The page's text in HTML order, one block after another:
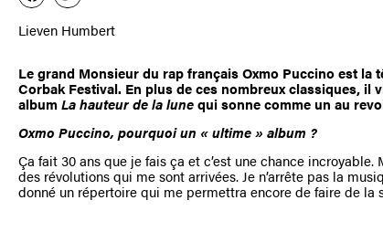
Lieven Humbert
Le grand Monsieur du rap français Oxmo Puccino est la
Corbak Festival. En plus de ces nombreux classiques, il
albumLa hauteur de la lunequi sonne comme un au
Oxmo Puccino, pourquoi un « ultime » album ?
Ça fait 30 ans que je fais ça et c’est une chance incroyable.
des révolutions qui me sont arrivées. Je n’arrête pas la
donné un répertoire qui me permettra encore de faire de la